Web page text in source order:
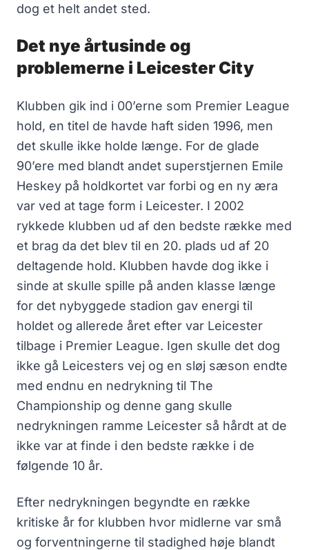
dog et helt andet sted.
Det nye årtusinde og
problemerne i Leicester City
Klubben gik ind i 00’erne som Premier League
hold, en titel de havde haft siden 1996, men
det skulle ikke holde længe. For de glade
90’ere med blandt andet superstjernen Emile
Heskey på holdkortet var forbi og en ny æra
var ved at tage form i Leicester. I 2002
rykkede klubben ud af den bedste række med
et brag da det blev til en 20. plads ud af 20
deltagende hold. Klubben havde dog ikke i
sinde at skulle spille på anden klasse længe
for det nybyggede stadion gav energi til
holdet og allerede året efter var Leicester
tilbage i Premier League. Igen skulle det dog
ikke gå Leicesters vej og en sløj sæson endte
med endnu en nedrykning til The
Championship og denne gang skulle
nedrykningen ramme Leicester så hårdt at de
ikke var at finde i den bedste række i de
følgende 10 år.
Efter nedrykningen begyndte en række
kritiske år for klubben hvor midlerne var små
og forventningerne til stadighed høje blandt